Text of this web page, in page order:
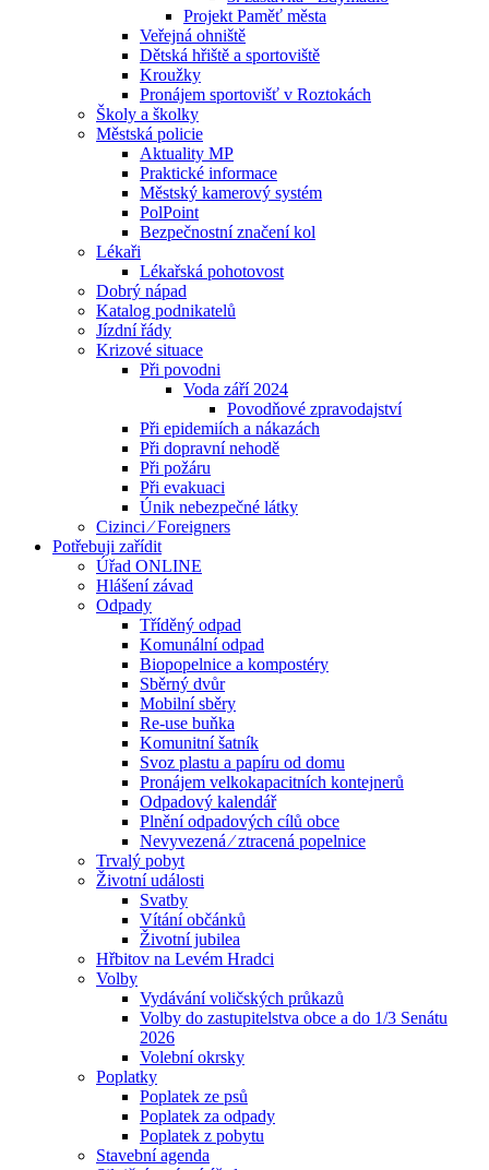
Projekt Paměť města
Veřejná ohniště
Dětská hřiště a sportoviště
Kroužky
Pronájem sportovišť v Roztokách
Školy a školky
Městská policie
Aktuality MP
Praktické informace
Městský kamerový systém
PolPoint
Bezpečnostní značení kol
Lékaři
Lékařská pohotovost
Dobrý nápad
Katalog podnikatelů
Jízdní řády
Krizové situace
Při povodni
Voda září 2024
Povodňové zpravodajství
Při epidemiích a nákazách
Při dopravní nehodě
Při požáru
Při evakuaci
Únik nebezpečné látky
Cizinci ⁄ Foreigners
Potřebuji zařídit
Úřad ONLINE
Hlášení závad
Odpady
Tříděný odpad
Komunální odpad
Biopopelnice a kompostéry
Sběrný dvůr
Mobilní sběry
Re-use buňka
Komunitní šatník
Svoz plastu a papíru od domu
Pronájem velkokapacitních kontejnerů
Odpadový kalendář
Plnění odpadových cílů obce
Nevyvezená ⁄ ztracená popelnice
Trvalý pobyt
Životní události
Svatby
Vítání občánků
Životní jubilea
Hřbitov na Levém Hradci
Volby
Vydávání voličských průkazů
Volby do zastupitelstva obce a do 1/3 Senátu
2026
Volební okrsky
Poplatky
Poplatek ze psů
Poplatek za odpady
Poplatek z pobytu
Stavební agenda